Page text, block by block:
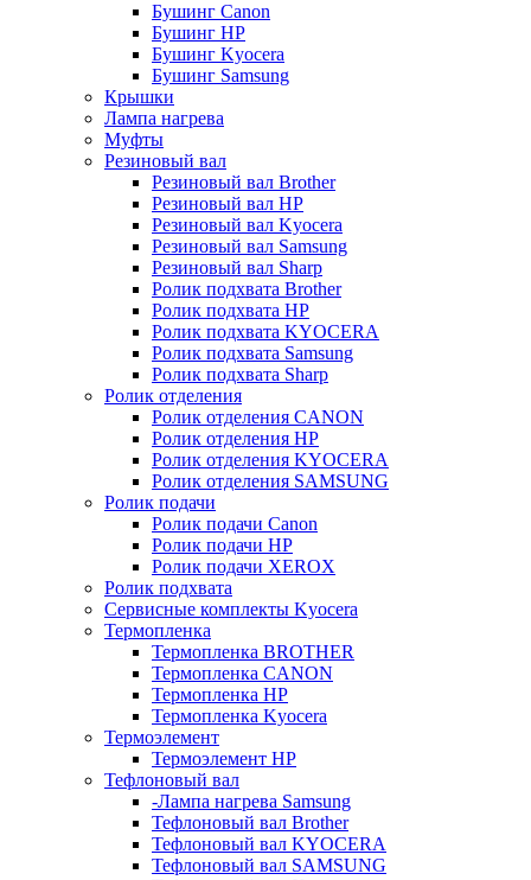
Бушинг Canon
Бушинг HP
Бушинг Kyocera
Бушинг Samsung
Крышки
Лампа нагрева
Муфты
Резиновый вал
Резиновый вал Brother
Резиновый вал HP
Резиновый вал Kyocera
Резиновый вал Samsung
Резиновый вал Sharp
Ролик подхвата Brother
Ролик подхвата HP
Ролик подхвата KYOCERA
Ролик подхвата Samsung
Ролик подхвата Sharp
Ролик отделения
Ролик отделения CANON
Ролик отделения HP
Ролик отделения KYOCERA
Ролик отделения SAMSUNG
Ролик подачи
Ролик подачи Canon
Ролик подачи HP
Ролик подачи XEROX
Ролик подхвата
Сервисные комплекты Kyocera
Термопленка
Термопленка BROTHER
Термопленка CANON
Термопленка HP
Термопленка Kyocera
Термоэлемент
Термоэлемент НР
Тефлоновый вал
-Лампа нагрева Samsung
Тефлоновый вал Brother
Тефлоновый вал KYOCERA
Тефлоновый вал SAMSUNG